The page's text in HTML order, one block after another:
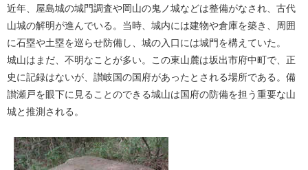
近年、屋島城の城門調査や岡山の鬼ノ城などは整備がなされ、古代
山城の解明が進んでいる。当時、城内には建物や倉庫を築き、周囲
に石塁や土塁を巡らせ防備し、城の入口には城門を構えていた。
城山はまだ、不明なことが多い。この東山麓は坂出市府中町で、正
史に記録はないが、讃岐国の国府があったとされる場所である。備
讃瀬戸を眼下に見ることのできる城山は国府の防備を担う重要な山
城と推測される。